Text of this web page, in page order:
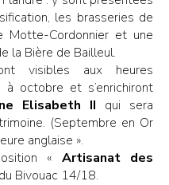
les brasseries de
Motte-Cordonnier et une
la Bière de Bailleul.
visibles aux heures
à octobre et s’enrichiront
Elisabeth II qui sera
(Septembre en Or
anglaise ».
« Artisanat des
Bivouac 14/18.